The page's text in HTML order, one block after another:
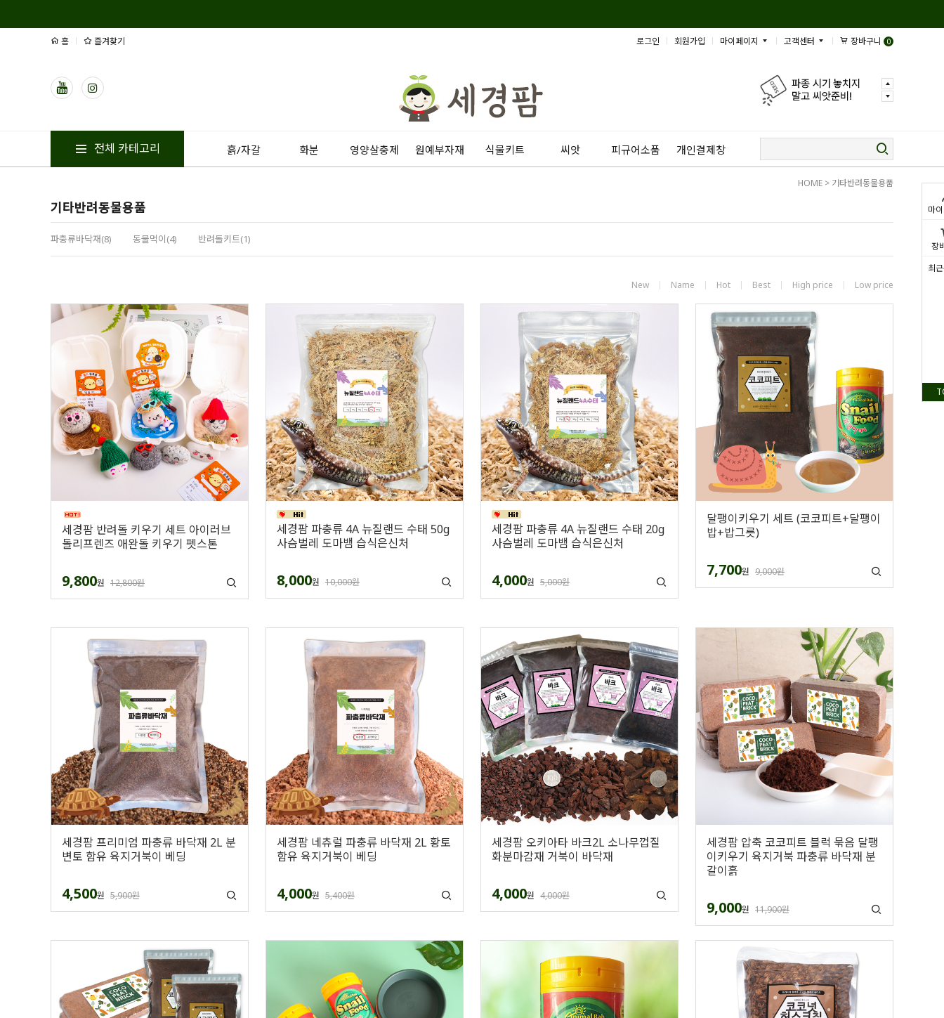
마
장
최
홈 즐겨찾기 로그인 회원가입 마이페이지 고객센터 장바구니 0
전체 카테고리 흙/자갈 화분 영양살충제 원예부자재 식물키트 씨앗 피규어소품 개인결제창
HOME > 기타반려동물용품
기타반려동물용품
파충류바닥재(8) 동물먹이(4) 반려돌키트(1)
New Name Hot Best High price Low price
세경팜 반려돌 키우기 세트 아이러브
돌리프렌즈 애완돌 키우기 펫스톤
9,800원 12,800원
세경팜 파충류 4A 뉴질랜드 수태 50g
사슴벌레 도마뱀 습식은신처
8,000원 10,000원
세경팜 파충류 4A 뉴질랜드 수태 20g
사슴벌레 도마뱀 습식은신처
4,000원 5,000원
달팽이키우기 세트 (코코피트+달팽이
밥+밥그릇)
7,700원 9,000원
세경팜 프리미엄 파충류 바닥재 2L 분
변토 함유 육지거북이 베딩
4,500원 5,900원
세경팜 네츄럴 파충류 바닥재 2L 황토
함유 육지거북이 베딩
4,000원 5,400원
세경팜 오키아타 바크2L 소나무껍질
화분마감재 거북이 바닥재
4,000원 4,000원
세경팜 압축 코코피트 블럭 묶음 달팽
이키우기 육지거북 파충류 바닥재 분
갈이흙
9,000원 11,900원